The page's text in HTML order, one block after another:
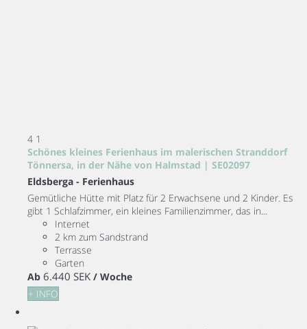
4 1
Schönes kleines Ferienhaus im malerischen Stranddorf
Tönnersa, in der Nähe von Halmstad | SE02097
Eldsberga - Ferienhaus
Gemütliche Hütte mit Platz für 2 Erwachsene und 2 Kinder. Es
gibt 1 Schlafzimmer, ein kleines Familienzimmer, das in...
Internet
2 km zum Sandstrand
Terrasse
Garten
Ab 6.440 SEK / Woche
+ INFO